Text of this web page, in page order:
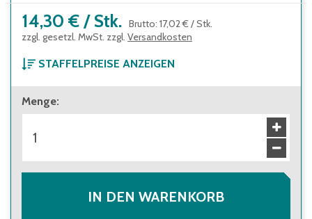
14,30 € / Stk. Brutto: 17,02 € /Stk.
zzgl. gesetzl. MwSt. zzgl. Versandkosten
STAFFELPREISE ANZEIGEN
ab 1 Stück
14,30 €
ab 240 Stück
12,70 €
Menge:
IN DEN WARENKORB